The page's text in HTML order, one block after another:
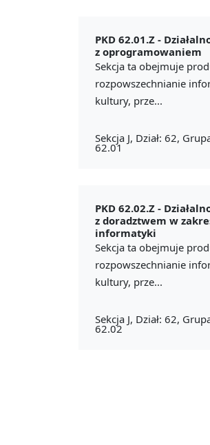
PKD 62.01.Z -
z oprogramowaniem
Sekcja ta obejmuje
rozpowszechnianie
kultury, prze...
Sekcja J, Dział: 62,
62.01
PKD 62.02.Z -
z doradztwem w
informatyki
Sekcja ta obejmuje
rozpowszechnianie
kultury, prze...
Sekcja J, Dział: 62,
62.02